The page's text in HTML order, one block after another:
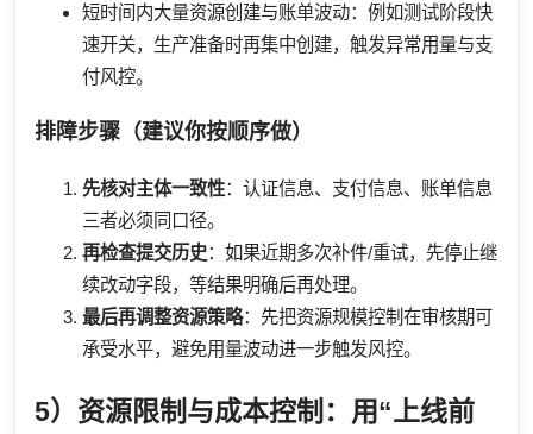
短时间内大量资源创建与账单波动：例如测试阶段快
速开关，生产准备时再集中创建，触发异常用量与支
付风控。
排障步骤（建议你按顺序做）
先核对主体一致性：认证信息、支付信息、账单信息
三者必须同口径。
再检查提交历史：如果近期多次补件/重试，先停止继
续改动字段，等结果明确后再处理。
最后再调整资源策略：先把资源规模控制在审核期可
承受水平，避免用量波动进一步触发风控。
5）资源限制与成本控制：用“上线前